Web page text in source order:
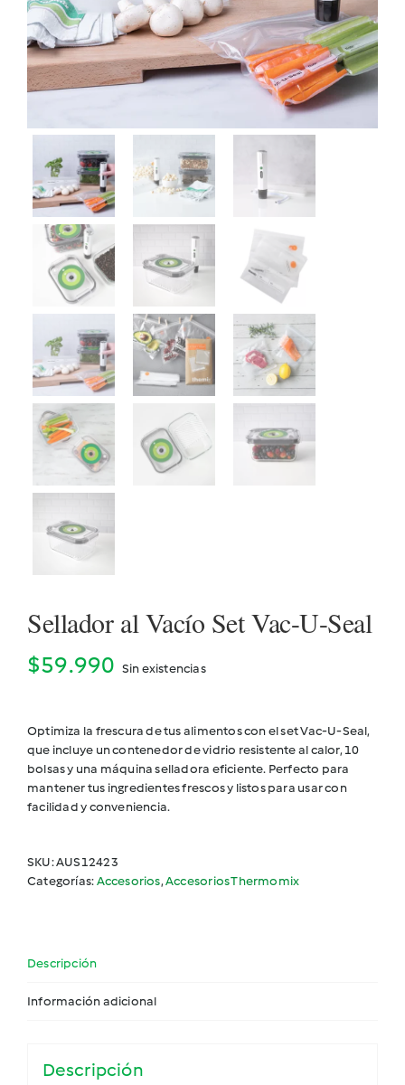
Sellador al Vacío Set Vac-U-Seal
$59.990 Sin existencias
Optimiza la frescura de tus alimentos con el set Vac-U-Seal,
que incluye un contenedor de vidrio resistente al calor, 10
bolsas y una máquina selladora eficiente. Perfecto para
mantener tus ingredientes frescos y listos para usar con
facilidad y conveniencia.
SKU:AUS12423
Categorías:Accesorios,Accesorios Thermomix
Descripción
Información adicional
Descripción